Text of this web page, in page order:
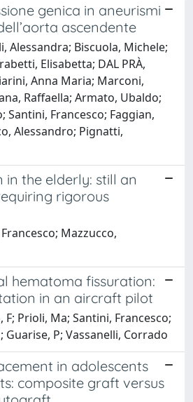
genica in aneurismi
ascendente
Alessandra; Biscuola, Michele;
Elisabetta; DAL PRÀ,
Anna Maria; Marconi,
Raffaella; Armato, Ubaldo;
Santini, Francesco; Faggian,
Alessandro; Pignatti,
in the elderly: still an
rigorous
Mazzucco,
hematoma fissuration:
in an aircraft pilot
F; Prioli, Ma; Santini, Francesco;
Guarise, P; Vassanelli, Corrado
in adolescents
composite graft versus